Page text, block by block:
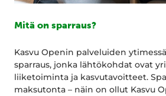
Mitä on sparraus?
Kasvu Openin palveluiden
sparraus, jonka lähtökohdat ovat
liiketoiminta ja kasvutavoitteet.
maksutonta – näin on ollut Kasvu